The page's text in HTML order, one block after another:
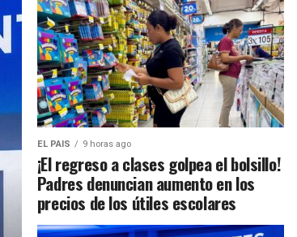
EL PAIS 9 horas ago
¡El regreso a clases golpea el bolsillo!
Padres denuncian aumento en los
precios de los útiles escolares